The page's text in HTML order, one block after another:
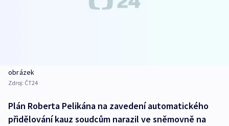
obrázek
Zdroj: ČT24
Plán Roberta Pelikána na zavedení automatického
přidělování kauz soudcům narazil ve sněmovně na